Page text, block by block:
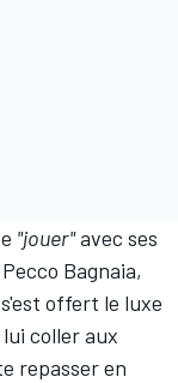
"jouer"avec ses
Bagnaia,
offert le luxe
coller aux
repasser en